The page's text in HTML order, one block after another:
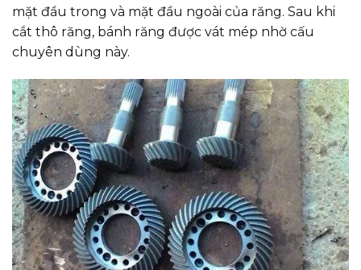
mặt đầu trong và mặt đầu ngoài của răng. Sau khi
cắt thô răng, bánh răng được vát mép nhờ cấu
chuyên dùng này.